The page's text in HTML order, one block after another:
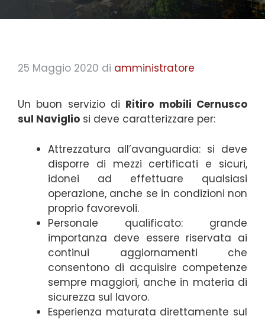
25 Maggio 2020 di amministratore
Un buon servizio di Ritiro mobili Cernusco
sul Naviglio si deve caratterizzare per:
Attrezzatura all’avanguardia: si deve
disporre di mezzi certificati e sicuri,
idonei ad effettuare qualsiasi
operazione, anche se in condizioni non
proprio favorevoli.
Personale qualificato: grande
importanza deve essere riservata ai
continui aggiornamenti che
consentono di acquisire competenze
sempre maggiori, anche in materia di
sicurezza sul lavoro.
Esperienza maturata direttamente sul